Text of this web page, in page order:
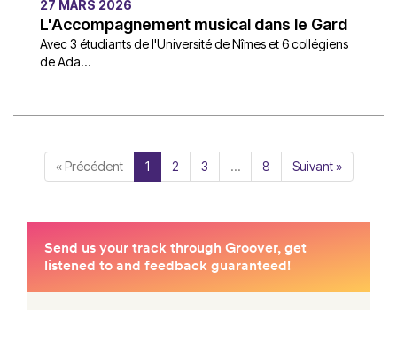
27 MARS 2026
L'Accompagnement musical dans le Gard
Avec 3 étudiants de l'Université de Nîmes et 6 collégiens
de Ada...
« Précédent 1 2 3 … 8 Suivant »